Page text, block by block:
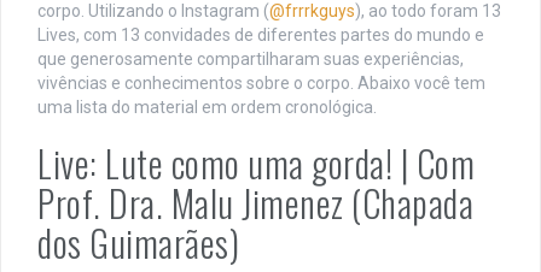
corpo. Utilizando o Instagram (@frrrkguys), ao todo foram 13
Lives, com 13 convidades de diferentes partes do mundo e
que generosamente compartilharam suas experiências,
vivências e conhecimentos sobre o corpo. Abaixo você tem
uma lista do material em ordem cronológica.
Live: Lute como uma gorda! | Com
Prof. Dra. Malu Jimenez (Chapada
dos Guimarães)